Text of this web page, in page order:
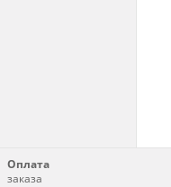
Оплата
заказа